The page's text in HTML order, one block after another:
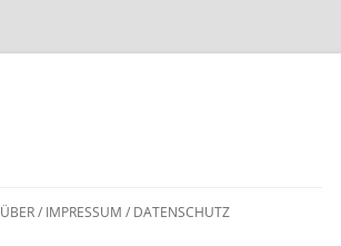
ÜBER / IMPRESSUM / DATENSCHUTZ